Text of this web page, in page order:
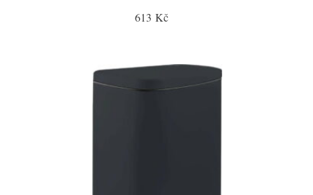
613 Kč